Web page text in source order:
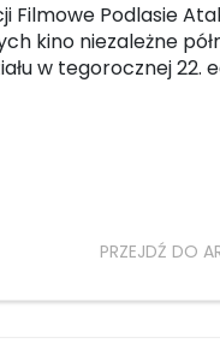
Filmowe Podlasie
kino niezależne
w tegorocznej 22.
PRZEJDŹ DO